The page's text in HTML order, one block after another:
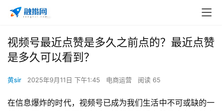
视频号最近点赞是多久之前点的？最近点赞
是多久可以看到？
黄sir 2025年9月11日 下午1:45 电商运营 阅读 65
在信息爆炸的时代，视频号已成为我们生活中不可或缺的一